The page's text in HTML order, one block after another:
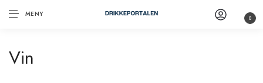
MENY 0
Vin